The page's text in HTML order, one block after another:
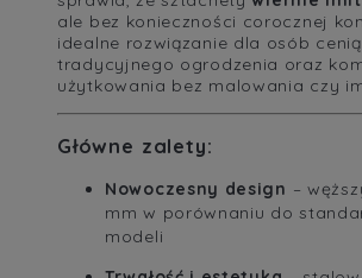
ale bez konieczności corocznej
idealne rozwiązanie dla osób
tradycyjnego ogrodzenia oraz
użytkowania bez malowania czy
Główne zalety:
Nowoczesny design –
mm w porównaniu do
modeli